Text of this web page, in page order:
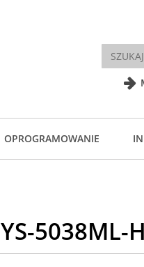
OPROGRAMOWANIE
5038ML-